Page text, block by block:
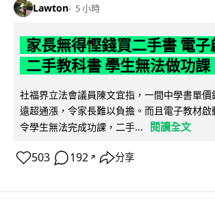
Lawton 5 小時
家長無得慳錢買二手書 電
二手教科書 學生無法做功課
社福界立法會議員陳文宜指，一間中學書單價
遠超通漲，令家長難以負擔。而且電子教材啟
令學生無法完成功課，二手...
閱讀全文
503 192 ↗ 分享